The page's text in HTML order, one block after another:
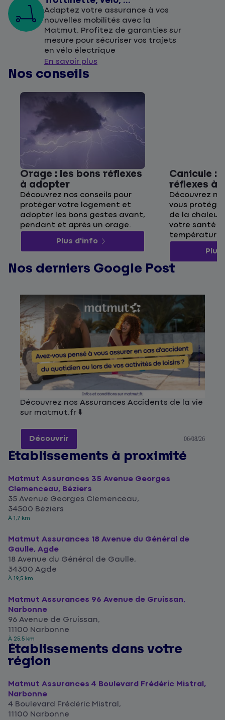
Adaptez votre assurance à vos
nouvelles mobilités avec la
Matmut. Profitez de garanties sur
mesure pour sécuriser vos trajets
en vélo électrique
En savoir plus
Nos conseils
Orage : les bons réflexes
à adopter
Découvrez nos conseils pour
protéger votre logement et
adopter les bons gestes avant,
pendant et après un orage.
Plus d'info
Canicule :
réflexes à
Découvrez
vous
de la chaleur
votre santé
Nos derniers Google Post
Découvrez nos Assurances Accidents de la vie
sur matmut.fr ⬇️
Découvrir 06/08/26
Établissements à proximité
Matmut Assurances 35 Avenue Georges
Clemenceau, Béziers
35 Avenue Georges Clemenceau,
34500 Béziers
À 1,7 km
Matmut Assurances 18 Avenue du Général de
Gaulle, Agde
18 Avenue du Général de Gaulle,
34300 Agde
À 19,5 km
Matmut Assurances 96 Avenue de Gruissan,
Narbonne
96 Avenue de Gruissan,
11100 Narbonne
À 25,5 km
Établissements dans votre
région
Matmut Assurances 4 Boulevard Frédéric Mistral,
Narbonne
4 Boulevard Frédéric Mistral,
11100 Narbonne